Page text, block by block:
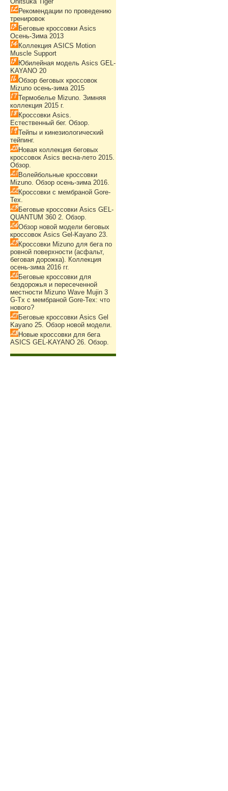
Рекомендации по проведению
тренировок
Беговые кроссовки Asics
Осень-Зима 2013
Коллекция ASICS Motion
Muscle Support
Юбилейная модель Asics GEL-
KAYANO 20
Обзор беговых кроссовок
Mizuno осень-зима 2015
Термобелье Mizuno. Зимняя
коллекция 2015 г.
Кроссовки Asics.
Естественный бег. Обзор.
Тейпы и кинезиологический
тейпинг.
Новая коллекция беговых
кроссовок Asics весна-лето 2015.
Обзор.
Волейбольные кроссовки
Mizuno. Обзор осень-зима 2016.
Кроссовки с мембраной Gore-
Tex.
Беговые кроссовки Asics GEL-
QUANTUM 360 2. Обзор.
Обзор новой модели беговых
кроссовок Asics Gel-Kayano 23.
Кроссовки Mizuno для бега по
ровной поверхности (асфальт,
беговая дорожка). Коллекция
осень-зима 2016 гг.
Беговые кроссовки для
бездорожья и пересеченной
местности Mizuno Wave Mujin 3
G-Tx с мембраной Gore-Tex: что
нового?
Беговые кроссовки Asics Gel
Kayano 25. Обзор новой модели.
Новые кроссовки для бега
ASICS GEL-KAYANO 26. Обзор.